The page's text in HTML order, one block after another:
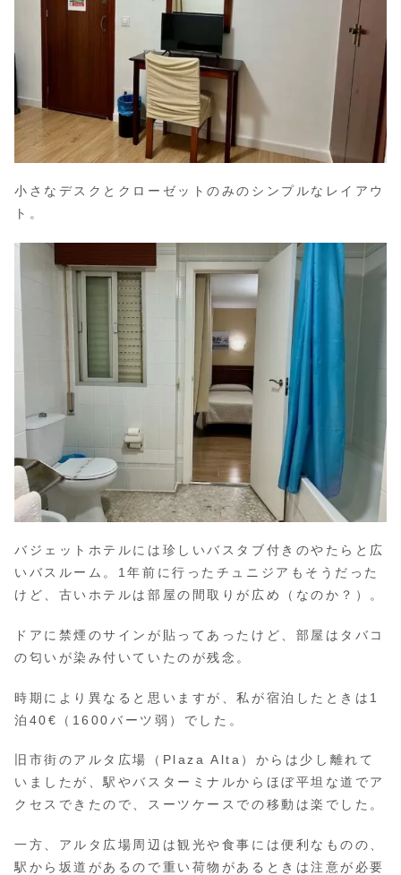
小さなデスクとクローゼットのみのシンプルなレイアウ
ト。
バジェットホテルには珍しいバスタブ付きのやたらと広
いバスルーム。1年前に行ったチュニジアもそうだった
けど、古いホテルは部屋の間取りが広め（なのか？）。
ドアに禁煙のサインが貼ってあったけど、部屋はタバコ
の匂いが染み付いていたのが残念。
時期により異なると思いますが、私が宿泊したときは1
泊40€（1600バーツ弱）でした。
旧市街のアルタ広場（Plaza Alta）からは少し離れて
いましたが、駅やバスターミナルからほぼ平坦な道でア
クセスできたので、スーツケースでの移動は楽でした。
一方、アルタ広場周辺は観光や食事には便利なものの、
駅から坂道があるので重い荷物があるときは注意が必要